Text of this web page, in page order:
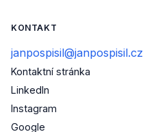
KONTAKT
janpospisil@janpospisil.cz
Kontaktní stránka
LinkedIn
Instagram
Google